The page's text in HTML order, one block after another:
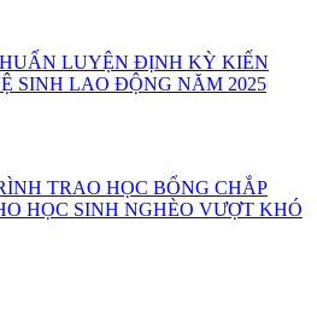
LUYỆN ĐỊNH KỲ KIẾN
SINH LAO ĐỘNG NĂM 2025
TRAO HỌC BỔNG CHẮP
HỌC SINH NGHÈO VƯỢT KHÓ